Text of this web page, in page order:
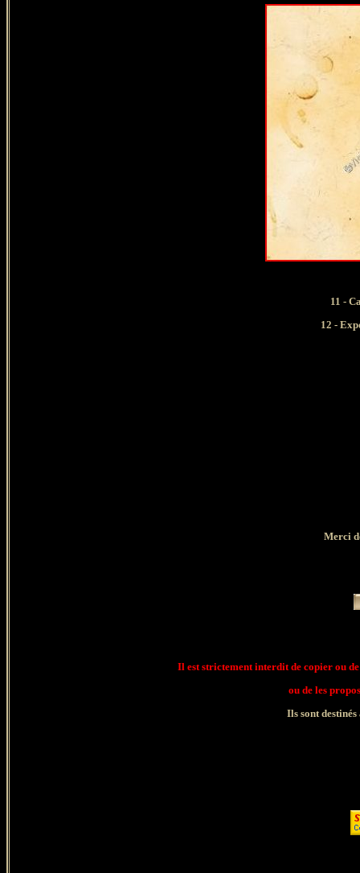
11 -
12 -
Merci
Il est strictement interdit de copier ou
ou de les
Ils sont